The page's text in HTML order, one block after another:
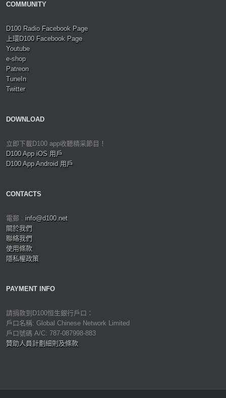
COMMUNITY
D100 Radio Facebook Page
上環D100 Facebook Page
Youtube
e-shop
Patreon
TuneIn
Twitter
DOWNLOAD
立即下載D100 app收聽精采節目！
D100 App iOS 用戶
D100 App Android 用戶
CONTACTS
電郵 : info@d100.net
關於我們
聯絡我們
使用條款
隱私權政策
PAYMENT INFO
請捐款到D100恒生銀行戶口：
戶口名稱: Global Chinese Network Limited
戶口號碼 A/C: 787-087998-883
贊助人員計劃細則及條款